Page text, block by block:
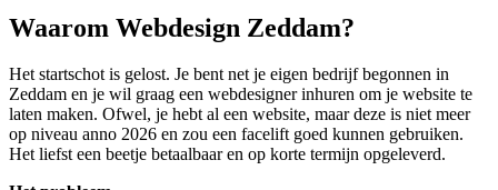
Waarom Webdesign Zeddam?
Het startschot is gelost. Je bent net je eigen bedrijf begonnen in
Zeddam en je wil graag een webdesigner inhuren om je website te
laten maken. Ofwel, je hebt al een website, maar deze is niet meer
op niveau anno 2026 en zou een facelift goed kunnen gebruiken.
Het liefst een beetje betaalbaar en op korte termijn opgeleverd.